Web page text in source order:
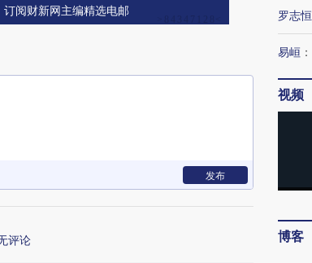
订阅财新网主编精选电邮
发布
评论
罗志恒
易峘 ：
视频
博客